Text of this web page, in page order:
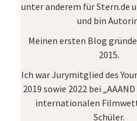
unter anderem fürStern.de
und bin
Meinen ersten Blog
2015.
Ich war Jurymitglied des
2019 sowie 2022 bei
internationalen
Schüler.